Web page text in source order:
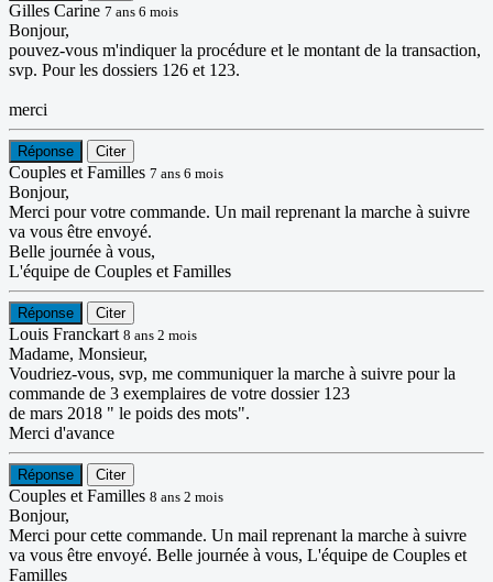
Gilles Carine 7 ans 6 mois
Bonjour,
pouvez-vous m'indiquer la procédure et le montant de la transaction,
svp. Pour les dossiers 126 et 123.
merci
Réponse Citer
Couples et Familles 7 ans 6 mois
Bonjour,
Merci pour votre commande. Un mail reprenant la marche à suivre
va vous être envoyé.
Belle journée à vous,
L'équipe de Couples et Familles
Réponse Citer
Louis Franckart 8 ans 2 mois
Madame, Monsieur,
Voudriez-vous, svp, me communiquer la marche à suivre pour la
commande de 3 exemplaires de votre dossier 123
de mars 2018 " le poids des mots".
Merci d'avance
Réponse Citer
Couples et Familles 8 ans 2 mois
Bonjour,
Merci pour cette commande. Un mail reprenant la marche à suivre
va vous être envoyé. Belle journée à vous, L'équipe de Couples et
Familles